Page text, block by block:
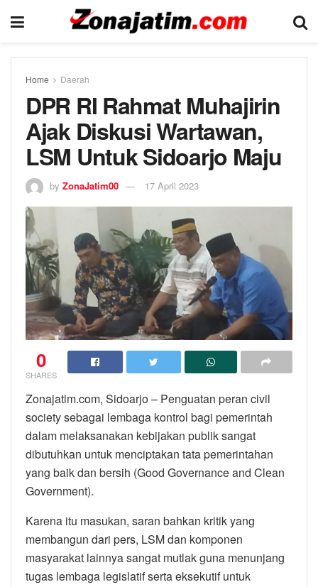
Home Daerah
DPR RI Rahmat Muhajirin
Ajak Diskusi Wartawan,
LSM Untuk Sidoarjo Maju
by ZonaJatim00 17 April 2023
0
SHARES
Zonajatim.com, Sidoarjo – Penguatan peran civil
society sebagai lembaga kontrol bagi pemerintah
dalam melaksanakan kebijakan publik sangat
dibutuhkan untuk menciptakan tata pemerintahan
yang baik dan bersih (Good Governance and Clean
Government).
Karena itu masukan, saran bahkan kritik yang
membangun dari pers, LSM dan komponen
masyarakat lainnya sangat mutlak guna menunjang
tugas lembaga legislatif serta eksekutif untuk